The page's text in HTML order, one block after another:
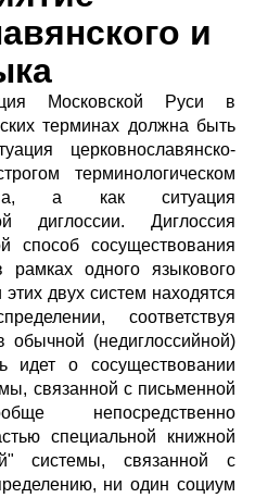
и
Московской Руси в
терминах должна быть
церковнославянско-
терминологическом
а как ситуация
диглоссии. Диглоссия
способ сосуществования
одного языкового
двух систем находятся
соответствуя
(недиглоссийной)
идет о сосуществовании
связанной с письменной
непосредственно
специальной книжной
системы, связанной с
ни один социум